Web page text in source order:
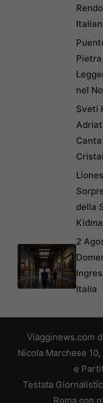
nel
Sveti
della
2
Italia
Viagginews.com
Nicola Marchese
e
Testata
Roma con